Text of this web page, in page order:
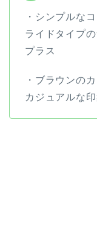
・シンプルな
ライドタイプ
プラス
・ブラウンの
カジュアルな